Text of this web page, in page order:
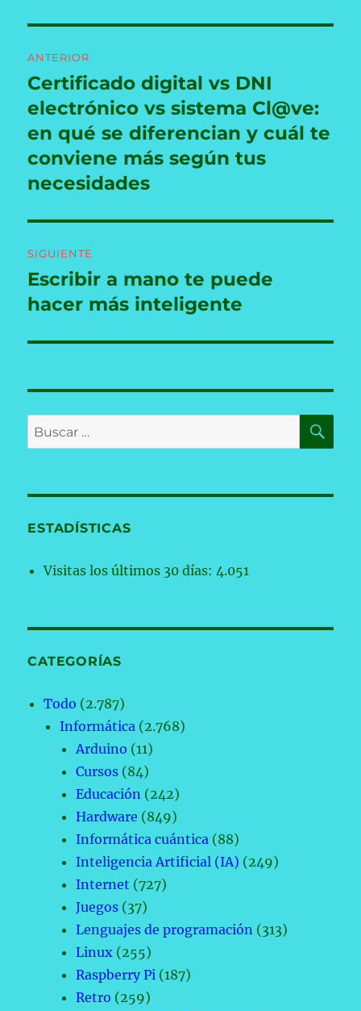
de
entradas
ANTERIOR
Entrada
anterior:
Certificado digital vs DNI
electrónico vs sistema Cl@ve:
en qué se diferencian y cuál te
conviene más según tus
necesidades
SIGUIENTE
Entrada
siguiente:
Escribir a mano te puede
hacer más inteligente
Buscar
por:
ESTADÍSTICAS
Visitas los últimos 30 días:4.051
CATEGORÍAS
Todo (2.787)
Informática (2.768)
Arduino (11)
Cursos (84)
Educación (242)
Hardware (849)
Informática cuántica (88)
Inteligencia Artificial (IA) (249)
Internet (727)
Juegos (37)
Lenguajes de programación (313)
Linux (255)
Raspberry Pi (187)
Retro (259)